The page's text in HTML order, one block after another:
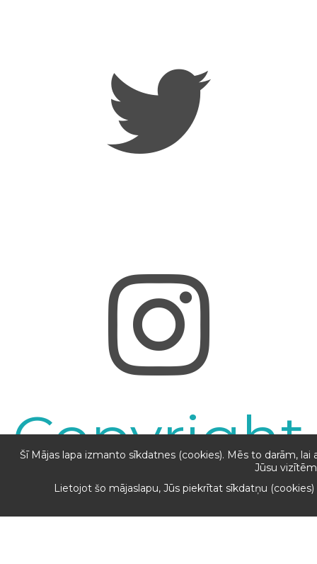
Copyright
© 2017
Nillkin.lv
Šī Mājas lapa izmanto sīkdatnes (cookies). Mēs to darām,
Jūsu
Lietojot šo mājaslapu, Jūs piekrītat sīkdatņu